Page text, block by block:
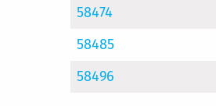
58474
58485
58496